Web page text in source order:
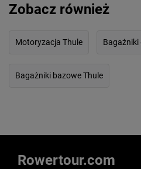
Zobacz również
Motoryzacja Thule Bagażniki
Bagażniki bazowe Thule
Rowertour.com